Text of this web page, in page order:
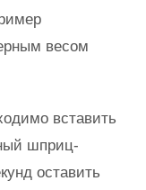
весом
вставить
шприц-
оставить